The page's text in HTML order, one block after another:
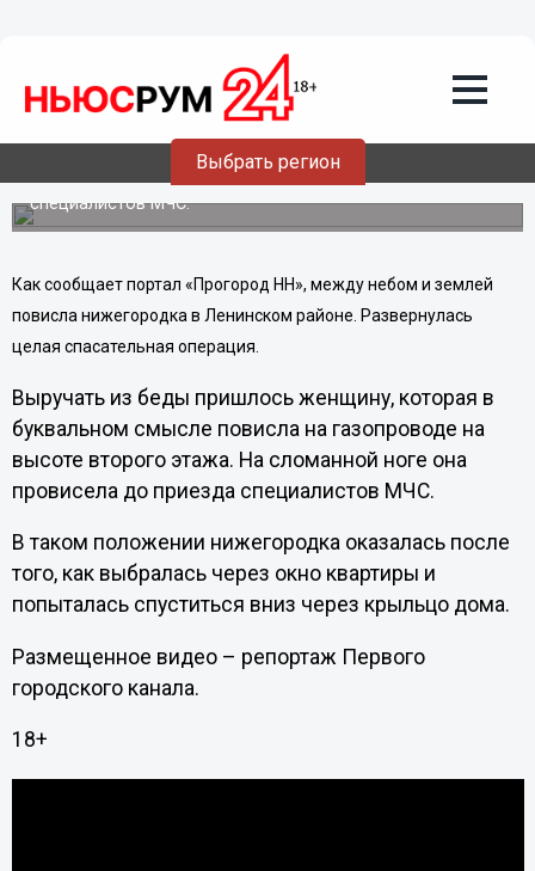
Выбрать регион
Нижегородка чудом выжила, повиснув
на сломанной ноге на высоте второго
этажа
На сломанной ноге она провисела до приезда
специалистов МЧС.
Как сообщает портал «Прогород НН», между небом и землей
повисла нижегородка в Ленинском районе. Развернулась
целая спасательная операция.
Выручать из беды пришлось женщину, которая в
буквальном смысле повисла на газопроводе на
высоте второго этажа. На сломанной ноге она
провисела до приезда специалистов МЧС.
В таком положении нижегородка оказалась после
того, как выбралась через окно квартиры и
попыталась спуститься вниз через крыльцо дома.
Размещенное видео – репортаж Первого
городского канала.
18+